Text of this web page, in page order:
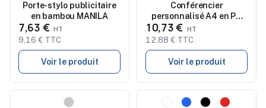
Porte-stylo publicitaire
en bambou MANILA
7,63 €
9,16 € TTC
Voir le produit
Conférencier
personnalisé A4 en PU
Jovita
10,73 €
12,88 € TTC
Voir le produit
Nouveau